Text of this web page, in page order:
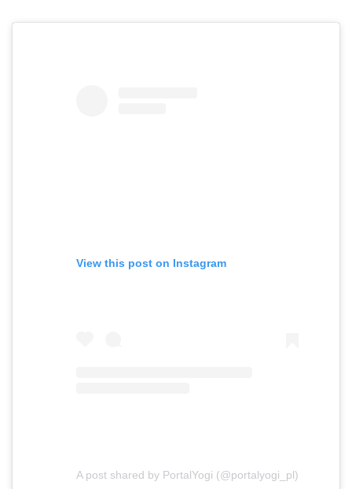
View this post on Instagram
A post shared by PortalYogi (@portalyogi_pl)